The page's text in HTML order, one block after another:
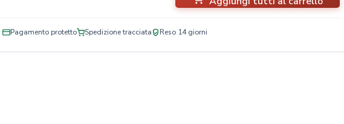
Pagamento protetto Spedizione tracciata Reso 14 giorni